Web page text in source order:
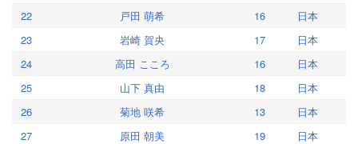
22
戸田 萌希 16
日本
23
岩崎 賀央 17
日本
24
高田 こころ 16
日本
25
山下 真由 18
日本
26
菊地 咲希 13
日本
27
原田 朝美 19
日本